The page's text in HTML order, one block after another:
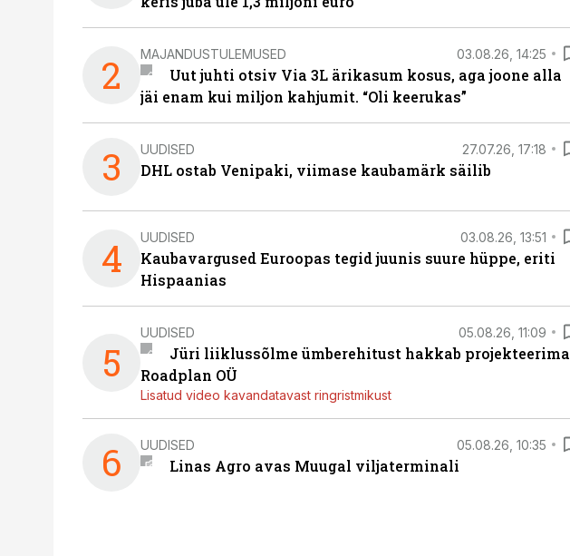
2 MAJANDUSTULEMUSED 03.08.26, 14:25
Uut juhti otsiv Via 3L ärikasum kosus, aga joone alla
jäi enam kui miljon kahjumit. “Oli keerukas”
3 UUDISED 27.07.26, 17:18
DHL ostab Venipaki, viimase kaubamärk säilib
4 UUDISED 03.08.26, 13:51
Kaubavargused Euroopas tegid juunis suure hüppe, eriti
Hispaanias
5
UUDISED 05.08.26, 11:09
Jüri liiklussõlme ümberehitust hakkab projekteerima
Roadplan OÜ
Lisatud video kavandatavast ringristmikust
6 UUDISED 05.08.26, 10:35
Linas Agro avas Muugal viljaterminali